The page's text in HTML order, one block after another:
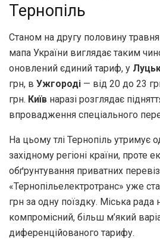
Тернопіль
Станом на другу половину
мапа України виглядає таким
оновлений єдиний тариф, у
грн, в Ужгороді — від 20 до 23
грн. Київ наразі розглядає
впровадження спеціального
На цьому тлі Тернопіль утримує
західному регіоні країни, проте
обґрунтування приватних
«Тернопільелектротрaнс» уже
грн за одну поїздку. Міська рада
компромісний, більш м’який
диференційованого тарифу.